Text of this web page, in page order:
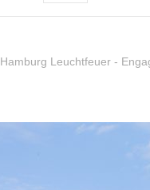
Hamburg Leuchtfeuer -